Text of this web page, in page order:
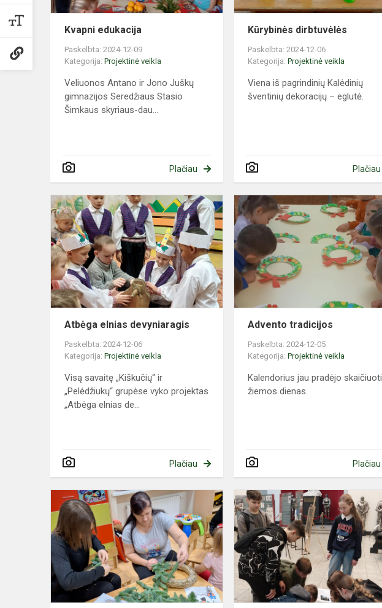
Kvapni edukacija
Paskelbta: 2024-12-09
Kategorija: Projektinė veikla
Veliuonos Antano ir Jono Juškų
gimnazijos Seredžiaus Stasio
Šimkaus skyriaus-dau...
Plačiau
Kūrybinės dirbtuvėlės
Paskelbta: 2024-12-06
Kategorija:Projektinė veikla
Viena iš pagrindinių Kalėdinių
šventinių dekoracijų – eglutė.
Plačiau
Atbėga
elnias
devyniaragis
Atbėga elnias devyniaragis
Paskelbta: 2024-12-06
Kategorija: Projektinė veikla
Visą savaitę „Kiškučių“ ir
„Pelėdžiukų“ grupėse vyko projektas
„Atbėga elnias de...
Plačiau
Advento tradicijos
Paskelbta: 2024-12-05
Kategorija:Projektinė veikla
Kalendorius jau pradėjo skaičiuoti
žiemos dienas.
Plačiau
Adventinis
vakaras